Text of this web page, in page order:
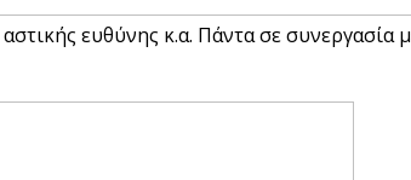
ευθύνης κ.α. Πάντα σε συνεργασία